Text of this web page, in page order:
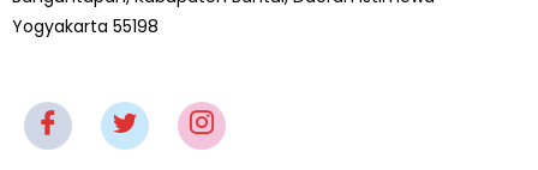
Yogyakarta 55198